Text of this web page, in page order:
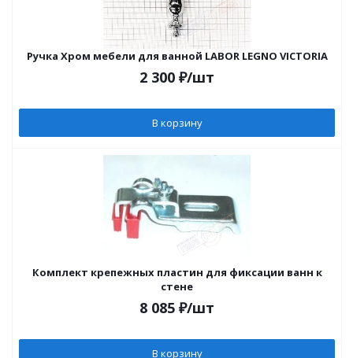
Ручка Хром мебели для ванной LABOR LEGNO VICTORIA
2 300 ₽/шт
В корзину
Комплект крепежных пластин для фиксации ванн к
стене
8 085 ₽/шт
В корзину